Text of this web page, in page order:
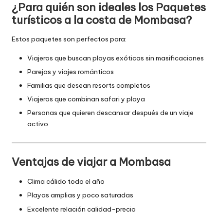
¿Para quién son ideales los Paquetes
turísticos a la costa de Mombasa?
Estos paquetes son perfectos para:
Viajeros que buscan playas exóticas sin masificaciones
Parejas y viajes románticos
Familias que desean resorts completos
Viajeros que combinan safari y playa
Personas que quieren descansar después de un viaje
activo
Ventajas de viajar a Mombasa
Clima cálido todo el año
Playas amplias y poco saturadas
Excelente relación calidad-precio